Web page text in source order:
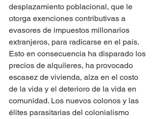
desplazamiento poblacional, que le
otorga exenciones contributivas a
evasores de impuestos millonarios
extranjeros, para radicarse en el país.
Esto en consecuencia ha disparado los
precios de alquileres, ha provocado
escasez de vivienda, alza en el costo
de la vida y el deterioro de la vida en
comunidad. Los nuevos colonos y las
élites parasitarias del colonialismo